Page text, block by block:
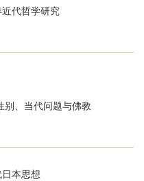
代哲学研究
别、当代问题与佛教
本思想